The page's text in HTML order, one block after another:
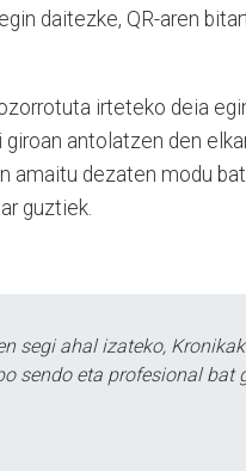
daitezke, QR-aren
irteteko deia
antolatzen den
amaitu dezaten modu
guztiek.
segi ahal izateko,
sendo eta profesional bat